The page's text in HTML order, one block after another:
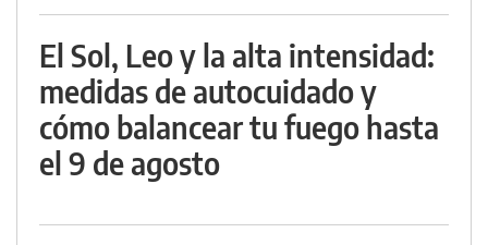
El Sol, Leo y la alta intensidad:
medidas de autocuidado y
cómo balancear tu fuego hasta
el 9 de agosto